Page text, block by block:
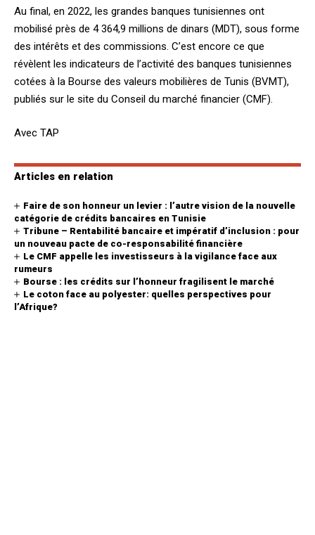
Au final, en 2022, les grandes banques tunisiennes ont
mobilisé près de 4 364,9 millions de dinars (MDT), sous forme
des intérêts et des commissions. C’est encore ce que
révèlent les indicateurs de l’activité des banques tunisiennes
cotées à la Bourse des valeurs mobilières de Tunis (BVMT),
publiés sur le site du Conseil du marché financier (CMF).
Avec TAP
Articles en relation
Faire de son honneur un levier : l’autre vision de la nouvelle
catégorie de crédits bancaires en Tunisie
Tribune – Rentabilité bancaire et impératif d’inclusion : pour
un nouveau pacte de co-responsabilité financière
Le CMF appelle les investisseurs à la vigilance face aux
rumeurs
Bourse : les crédits sur l’honneur fragilisent le marché
Le coton face au polyester: quelles perspectives pour
l’Afrique?